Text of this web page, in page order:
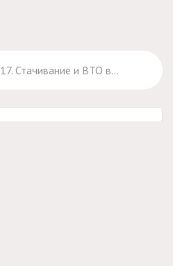
17. Стачивание и ВТО вытачек